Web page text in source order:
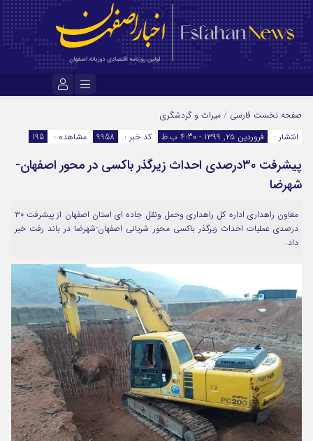
رمز عبور
مرا به خاطر بسپار
صفحه نخست فارسی / میراث و گردشگری
انتشار :
فروردین ۲۵, ۱۳۹۹ - 4:30 ب.ظ کد خبر : 9958 مشاهده : 195
پیشرفت ۳۰درصدی احداث زیرگذر باکسی در محور اصفهان-
شهرضا
معاون راهداری اداره کل راهداری وحمل ونقل جاده ای استان اصفهان از پیشرفت ۳۰
درصدی عملیات احداث زیرگذر باکسی محور شریانی اصفهان-شهرضا در باند رفت خبر
داد.